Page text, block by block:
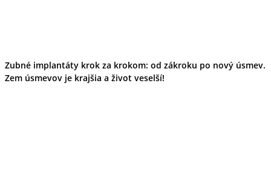
Zubné implantáty krok za krokom: od zákroku po nový úsmev.
Zem úsmevov je krajšia a život veselší!